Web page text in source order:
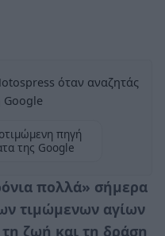
όταν αναζητάς
Google
πηγή
της Google
πολλά» σήμερα
τιμώμενων αγίων
ζωή και τη δράση